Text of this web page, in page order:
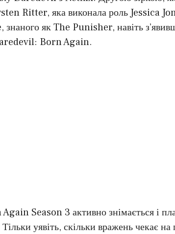
Ritter, яка виконала роль Jessica
як The Punisher, навіть
Born Again.
Season 3 активно знімається і
уявіть, скільки вражень чекає на